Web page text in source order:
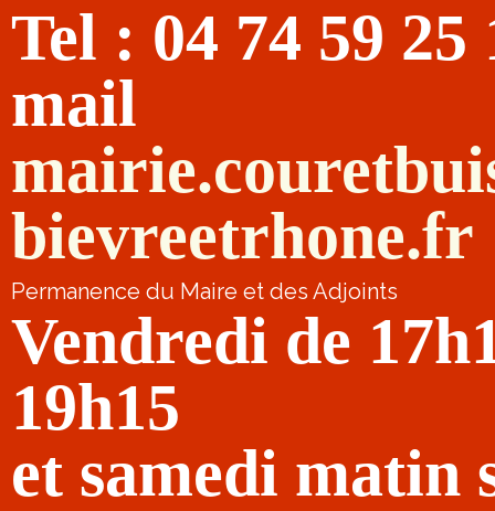
Tel : 04 74 59 25
mail
bievreetrhone.fr
Permanence du Maire et des Adjoints
Vendredi de
19h15
et samedi matin